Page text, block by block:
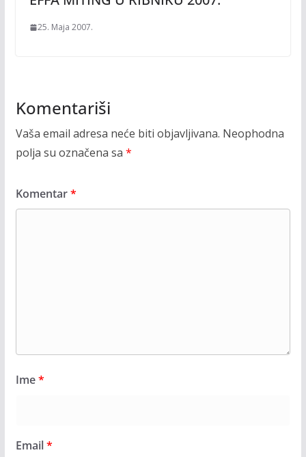
25. Maja 2007.
Komentariši
Vaša email adresa neće biti objavljivana. Neophodna
polja su označena sa *
Komentar*
Ime*
Email*